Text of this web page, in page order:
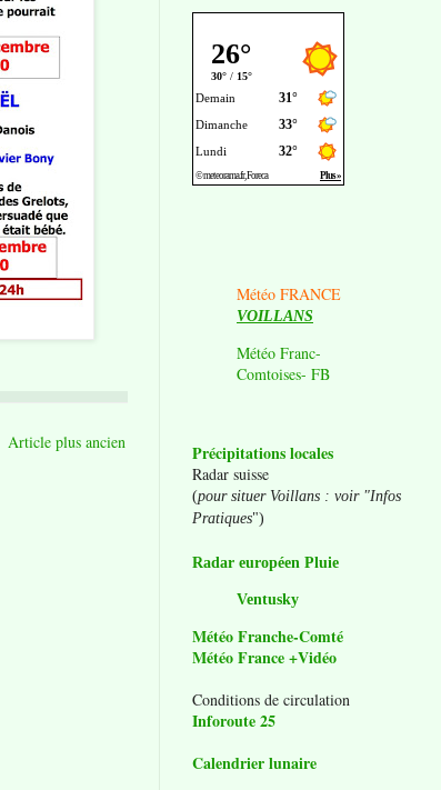
Article plus ancien
Météo FRANCE
VOILLANS
Météo Franc-
Comtoises- FB
Précipitations locales
Radar suisse
(pour situer Voillans : voir "Infos
Pratiques")
Radar européen Pluie
Ventusky
Météo Franche-Comté
Météo France +Vidéo
Conditions de circulation
Inforoute 25
Calendrier lunaire